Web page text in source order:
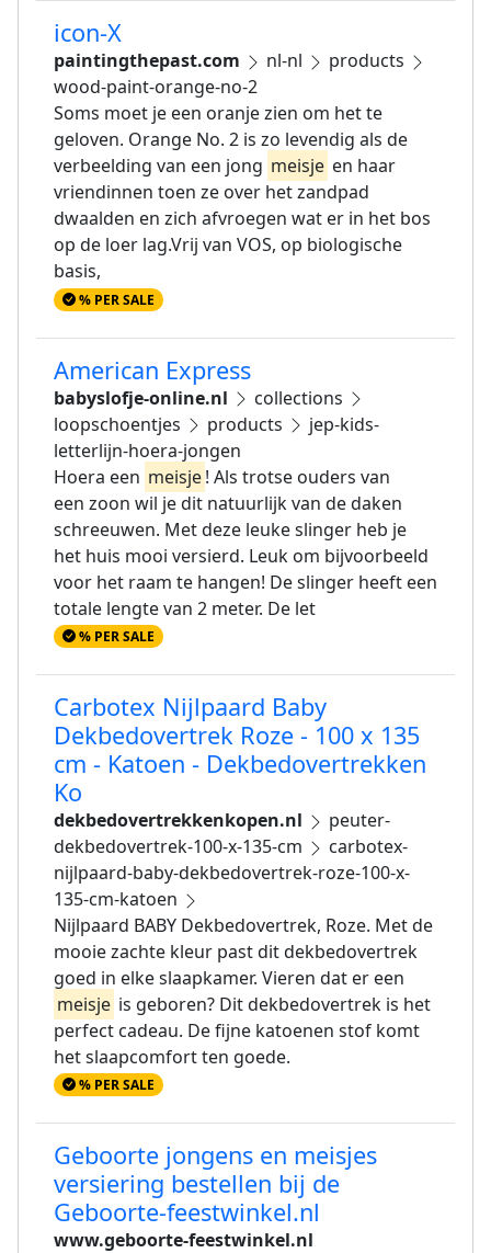
icon-X
paintingthepast.com nl-nl
products
wood-paint-orange-no-2
Soms moet je een oranje zien om het te
geloven. Orange No. 2 is zo levendig als de
verbeelding van een jong meisje en haar
vriendinnen toen ze over het zandpad
dwaalden en zich afvroegen wat er in het bos
op de loer lag.Vrij van VOS, op biologische
basis,
% PER SALE
American Express
babyslofje-online.nl
collections
loopschoentjes
products
jep-kids-
letterlijn-hoera-jongen
Hoera een meisje! Als trotse ouders van
een zoon wil je dit natuurlijk van de daken
schreeuwen. Met deze leuke slinger heb je
het huis mooi versierd. Leuk om bijvoorbeeld
voor het raam te hangen! De slinger heeft een
totale lengte van 2 meter. De let
% PER SALE
Carbotex Nijlpaard Baby
Dekbedovertrek Roze - 100 x 135
cm - Katoen - Dekbedovertrekken
Ko
dekbedovertrekkenkopen.nl
peuter-
dekbedovertrek-100-x-135-cm
carbotex-
nijlpaard-baby-dekbedovertrek-roze-100-x-
135-cm-katoen
Nijlpaard BABY Dekbedovertrek, Roze. Met de
mooie zachte kleur past dit dekbedovertrek
goed in elke slaapkamer. Vieren dat er een
meisje is geboren? Dit dekbedovertrek is het
perfect cadeau. De fijne katoenen stof komt
het slaapcomfort ten goede.
% PER SALE
Geboorte jongens en meisjes
versiering bestellen bij de
Geboorte-feestwinkel.nl
www.geboorte-feestwinkel.nl